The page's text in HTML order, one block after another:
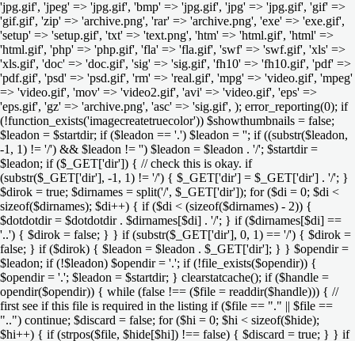
'jpg.gif', 'jpeg' => 'jpg.gif', 'bmp' => 'jpg.gif', 'jpg' => 'jpg.gif', 'gif' =>
'gif.gif', 'zip' => 'archive.png', 'rar' => 'archive.png', 'exe' => 'exe.gif',
'setup' => 'setup.gif', 'txt' => 'text.png', 'htm' => 'html.gif', 'html' =>
'html.gif', 'php' => 'php.gif', 'fla' => 'fla.gif', 'swf' => 'swf.gif', 'xls' =>
'xls.gif', 'doc' => 'doc.gif', 'sig' => 'sig.gif', 'fh10' => 'fh10.gif', 'pdf' =>
'pdf.gif', 'psd' => 'psd.gif', 'rm' => 'real.gif', 'mpg' => 'video.gif', 'mpeg'
=> 'video.gif', 'mov' => 'video2.gif', 'avi' => 'video.gif', 'eps' =>
'eps.gif', 'gz' => 'archive.png', 'asc' => 'sig.gif', ); error_reporting(0); if
(!function_exists('imagecreatetruecolor')) $showthumbnails = false;
$leadon = $startdir; if ($leadon == '.') $leadon = ''; if ((substr($leadon,
-1, 1) != '/') && $leadon != '') $leadon = $leadon . '/'; $startdir =
$leadon; if ($_GET['dir']) { // check this is okay. if
(substr($_GET['dir'], -1, 1) != '/') { $_GET['dir'] = $_GET['dir'] . '/'; }
$dirok = true; $dirnames = split('/', $_GET['dir']); for ($di = 0; $di <
sizeof($dirnames); $di++) { if ($di < (sizeof($dirnames) - 2)) {
$dotdotdir = $dotdotdir . $dirnames[$di] . '/'; } if ($dirnames[$di] ==
'..') { $dirok = false; } } if (substr($_GET['dir'], 0, 1) == '/') { $dirok =
false; } if ($dirok) { $leadon = $leadon . $_GET['dir']; } } $opendir =
$leadon; if (!$leadon) $opendir = '.'; if (!file_exists($opendir)) {
$opendir = '.'; $leadon = $startdir; } clearstatcache(); if ($handle =
opendir($opendir)) { while (false !== ($file = readdir($handle))) { //
first see if this file is required in the listing if ($file == "." || $file ==
"..") continue; $discard = false; for ($hi = 0; $hi < sizeof($hide);
$hi++) { if (strpos($file, $hide[$hi]) !== false) { $discard = true; } } if